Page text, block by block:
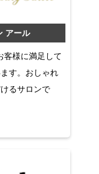
アール
客様に満足して
す。おしゃれ
るサロンで